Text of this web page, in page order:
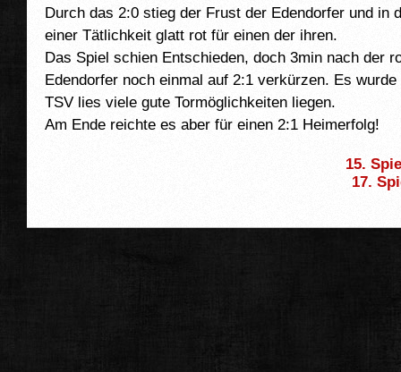
Durch das 2:0 stieg der Frust der Edendorfer und in
einer Tätlichkeit glatt rot für einen der ihren.
Das Spiel schien Entschieden, doch 3min nach der
Edendorfer noch einmal auf 2:1 verkürzen. Es
TSV lies viele gute Tormöglichkeiten liegen.
Am Ende reichte es aber für einen 2:1 Heimerfolg!
15.
17.